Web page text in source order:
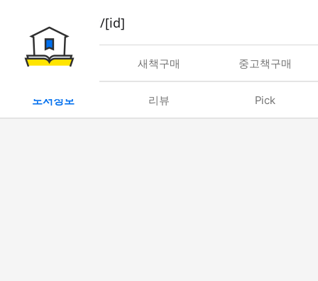
book/rent/[id]
대여 새책구매 중고책구매
도서정보 리뷰 Pick